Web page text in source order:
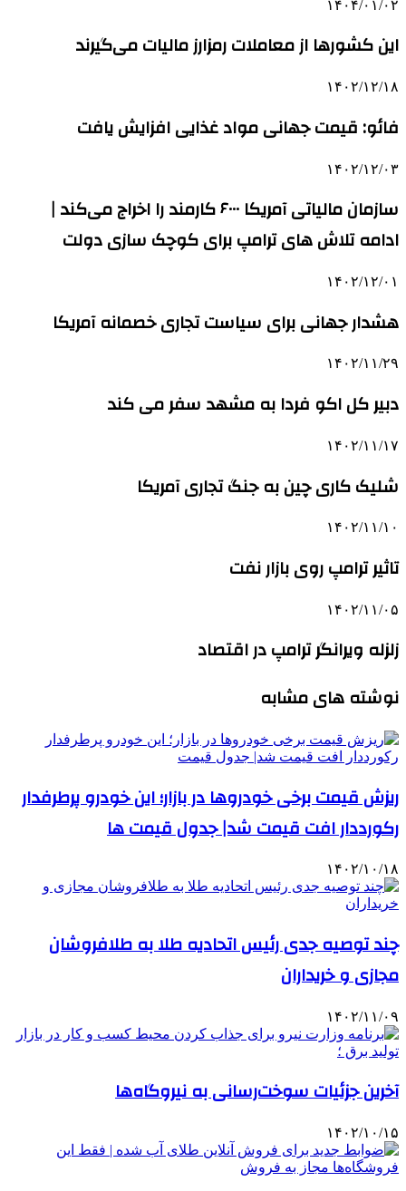
۱۴۰۴/۰۱/۰۲
این کشورها از معاملات رمزارز مالیات می‌گیرند
۱۴۰۲/۱۲/۱۸
فائو: قیمت جهانی مواد غذایی افزایش یافت
۱۴۰۲/۱۲/۰۳
سازمان مالیاتی آمریکا ۶۰۰۰ کارمند را اخراج می‌کند |
ادامه تلاش‌ های ترامپ برای کوچک‌ سازی‌ دولت
۱۴۰۲/۱۲/۰۱
هشدار جهانی برای سیاست تجاری خصمانه آمریکا
۱۴۰۲/۱۱/۲۹
دبیر کل اکو فردا به مشهد سفر می کند
۱۴۰۲/۱۱/۱۷
شلیک کاری چین به جنگ تجاری آمریکا
۱۴۰۲/۱۱/۱۰
تاثیر ترامپ روی بازار نفت
۱۴۰۲/۱۱/۰۵
زلزله ویرانگر ترامپ در اقتصاد
نوشته های مشابه
ریزش قیمت برخی خودروها در بازار؛ این خودرو پرطرفدار
رکورددار افت قیمت شد| جدول قیمت ها
۱۴۰۲/۱۰/۱۸
چند توصیه جدی رئیس اتحادیه طلا به طلافروشان
مجازی و خریداران
۱۴۰۲/۱۱/۰۹
آخرین جزئیات سوخت‌رسانی به نیروگاه‌ها
۱۴۰۲/۱۰/۱۵